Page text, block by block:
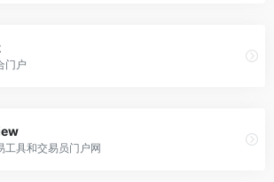
门户
工具和交易员门户网